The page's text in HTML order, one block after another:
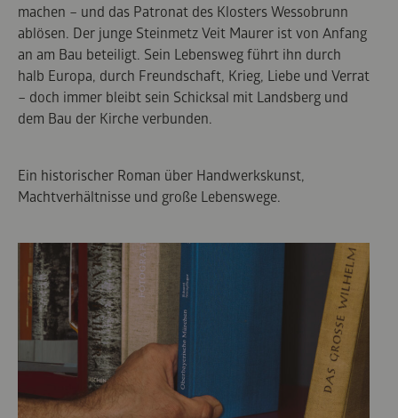
machen – und das Patronat des Klosters Wessobrunn
ablösen. Der junge Steinmetz Veit Maurer ist von Anfang
an am Bau beteiligt. Sein Lebensweg führt ihn durch
halb Europa, durch Freundschaft, Krieg, Liebe und Verrat
– doch immer bleibt sein Schicksal mit Landsberg und
dem Bau der Kirche verbunden.
Ein historischer Roman über Handwerkskunst,
Machtverhältnisse und große Lebenswege.